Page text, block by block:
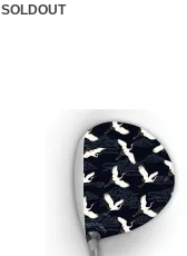
SOLDOUT